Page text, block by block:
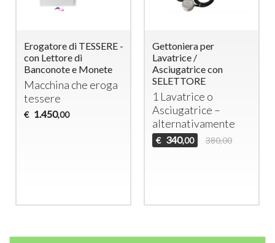
Erogatore di TESSERE -
con Lettore di
Banconote e Monete
Macchina che eroga
tessere
€ 1.450,00
Gettoniera per
Lavatrice /
Asciugatrice con
SELETTORE
1 Lavatrice o
Asciugatrice –
alternativamente
€ 340,00 380,00